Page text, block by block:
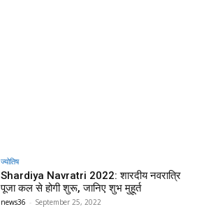
ज्योतिष
Shardiya Navratri 2022: शारदीय नवरात्रि
पूजा कल से होगी शुरू, जानिए शुभ मुहूर्त
news36 - September 25, 2022